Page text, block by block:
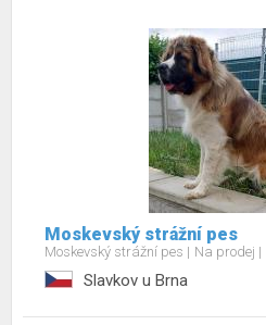
Moskevský strážní pes
Moskevský strážní pes Na prodej
Slavkov u Brna